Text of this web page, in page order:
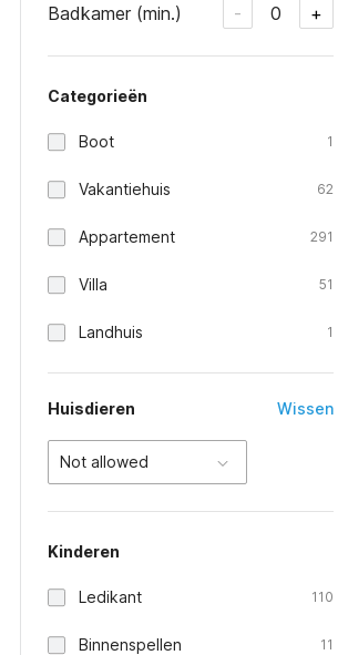
Badkamer (min.) - 0 +
Categorieën
Boot 1
Vakantiehuis 62
Appartement 291
Villa 51
Landhuis 1
Huisdieren Wissen
Not allowed
Kinderen
Ledikant 110
Binnenspellen 11